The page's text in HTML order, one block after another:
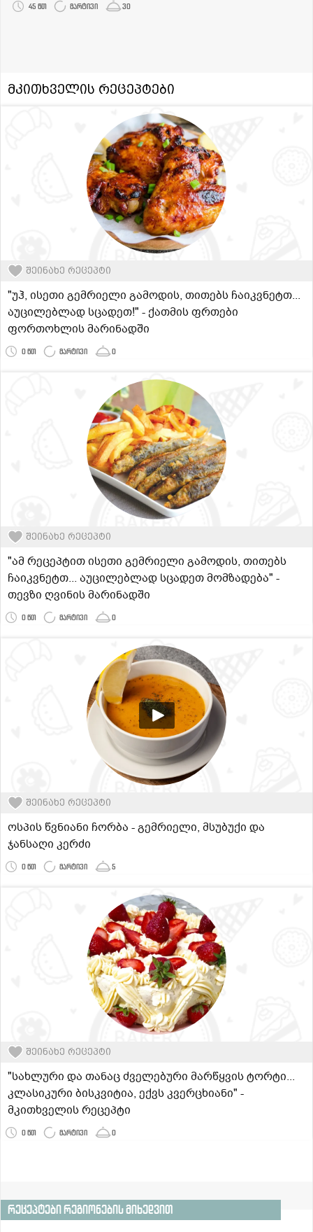
45 წთ მარტივი 30
მკითხველის რეცეპტები
შეინახე რეცეპტი
"უჰ, ისეთი გემრიელი გამოდის, თითებს ჩაიკვნეტთ...
აუცილებლად სცადეთ!" - ქათმის ფრთები
ფორთოხლის მარინადში
0 წთ მარტივი 0
შეინახე რეცეპტი
"ამ რეცეპტით ისეთი გემრიელი გამოდის, თითებს
ჩაიკვნეტთ... აუცილებლად სცადეთ მომზადება" -
თევზი ღვინის მარინადში
0 წთ მარტივი 0
შეინახე რეცეპტი
ოსპის წვნიანი ჩორბა - გემრიელი, მსუბუქი და
ჯანსაღი კერძი
0 წთ მარტივი 5
შეინახე რეცეპტი
"სახლური და თანაც ძველებური მარწყვის ტორტი...
კლასიკური ბისკვიტია, ექვს კვერცხიანი" -
მკითხველის რეცეპტი
0 წთ მარტივი 0
რეცეპტები რეგიონების მიხედვით